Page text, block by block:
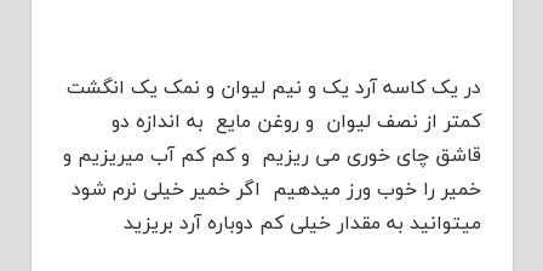
در یک کاسه آرد یک و نیم لیوان و نمک یک انگشت
کمتر از نصف لیوان و روغن مایع به اندازه دو
قاشق چای خوری می ریزیم و کم کم آب میریزیم و
خمیر را خوب ورز میدهیم اگر خمیر خیلی نرم شود
میتوانید به مقدار خیلی کم دوباره آرد بریزید